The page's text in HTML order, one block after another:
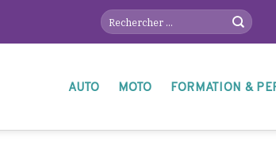
AUTO MOTO FORMATION &